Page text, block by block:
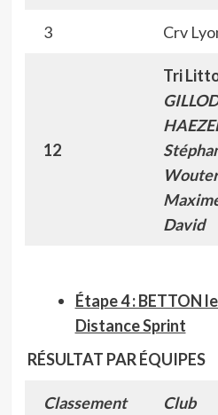
3 Crv
12
Tri
David
Étape 4 : BETTON
Distance Sprint
RÉSULTAT PAR ÉQUIPES
Classement Club